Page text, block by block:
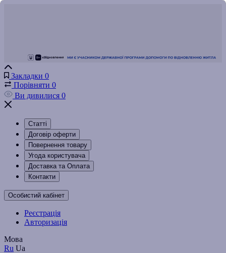
Закладки 0
Порівняти 0
Ви дивилися 0
Статті
Договір оферти
Повернення товару
Угода користувача
Доставка та Оплата
Контакти
Особистий кабінет
Реєстрація
Авторизація
Мова
Ru Ua